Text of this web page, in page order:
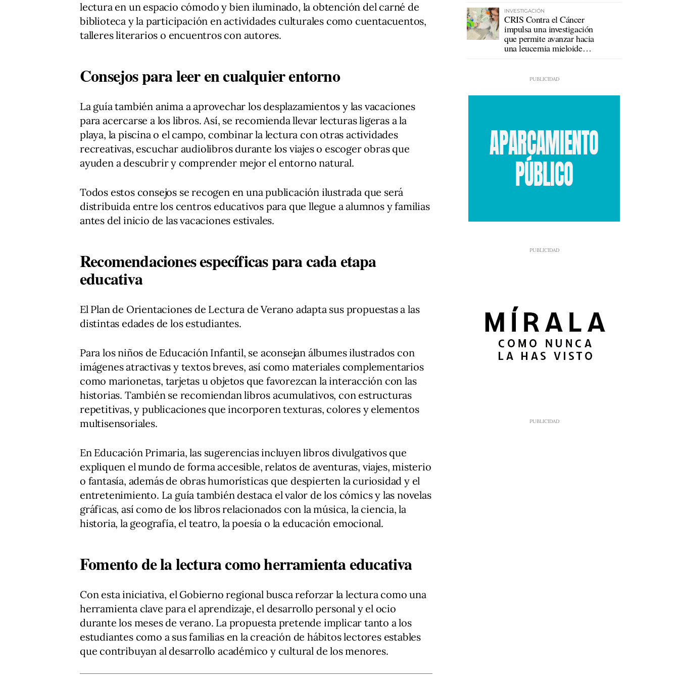
lectura en un espacio cómodo y bien iluminado, la obtención del carné de
biblioteca y la participación en actividades culturales como cuentacuentos,
talleres literarios o encuentros con autores.
Consejos para leer en cualquier entorno
La guía también anima a aprovechar los desplazamientos y las vacaciones
para acercarse a los libros. Así, se recomienda llevar lecturas ligeras a la
playa, la piscina o el campo, combinar la lectura con otras actividades
recreativas, escuchar audiolibros durante los viajes o escoger obras que
ayuden a descubrir y comprender mejor el entorno natural.
Todos estos consejos se recogen en una publicación ilustrada que será
distribuida entre los centros educativos para que llegue a alumnos y familias
antes del inicio de las vacaciones estivales.
Recomendaciones específicas para cada etapa
educativa
El Plan de Orientaciones de Lectura de Verano adapta sus propuestas a las
distintas edades de los estudiantes.
Para los niños de Educación Infantil, se aconsejan álbumes ilustrados con
imágenes atractivas y textos breves, así como materiales complementarios
como marionetas, tarjetas u objetos que favorezcan la interacción con las
historias. También se recomiendan libros acumulativos, con estructuras
repetitivas, y publicaciones que incorporen texturas, colores y elementos
multisensoriales.
En Educación Primaria, las sugerencias incluyen libros divulgativos que
expliquen el mundo de forma accesible, relatos de aventuras, viajes, misterio
o fantasía, además de obras humorísticas que despierten la curiosidad y el
entretenimiento. La guía también destaca el valor de los cómics y las novelas
gráficas, así como de los libros relacionados con la música, la ciencia, la
historia, la geografía, el teatro, la poesía o la educación emocional.
Fomento de la lectura como herramienta educativa
Con esta iniciativa, el Gobierno regional busca reforzar la lectura como una
herramienta clave para el aprendizaje, el desarrollo personal y el ocio
durante los meses de verano. La propuesta pretende implicar tanto a los
estudiantes como a sus familias en la creación de hábitos lectores estables
que contribuyan al desarrollo académico y cultural de los menores.
INVESTIGACIÓN
CRIS Contra el Cáncer
impulsa una investigación
que permite avanzar hacia
una leucemia mieloide